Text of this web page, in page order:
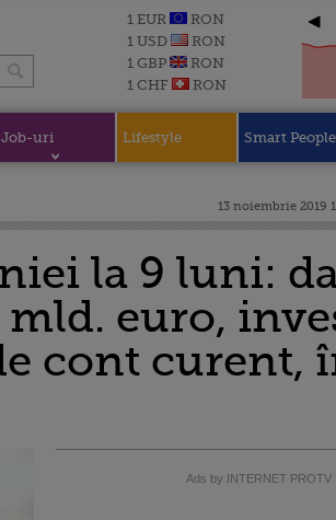
1 EUR
RON
1 USD
RON
1 GBP
RON
1 CHF
RON
Job-uri Lifestyle Smart People
13 noiembrie 2019
la 9 luni:
mld. euro,
cont curent,
Ads by INTERNET PROTV